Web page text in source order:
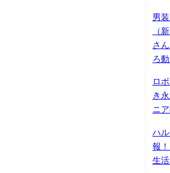
男
（
さ
ろ
ロ
き
ニ
ハ
報
生